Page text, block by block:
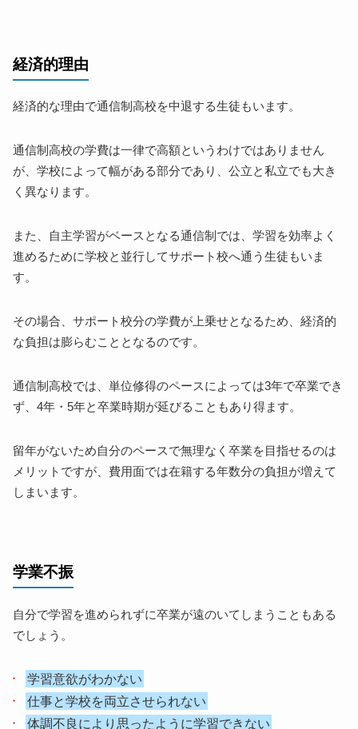
経済的理由
経済的な理由で通信制高校を中退する生徒もいます。
通信制高校の学費は一律で高額というわけではありません
が、学校によって幅がある部分であり、公立と私立でも大き
く異なります。
また、自主学習がベースとなる通信制では、学習を効率よく
進めるために学校と並行してサポート校へ通う生徒もいま
す。
その場合、サポート校分の学費が上乗せとなるため、経済的
な負担は膨らむこととなるのです。
通信制高校では、単位修得のペースによっては3年で卒業でき
ず、4年・5年と卒業時期が延びることもあり得ます。
留年がないため自分のペースで無理なく卒業を目指せるのは
メリットですが、費用面では在籍する年数分の負担が増えて
しまいます。
学業不振
自分で学習を進められずに卒業が遠のいてしまうこともある
でしょう。
学習意欲がわかない
仕事と学校を両立させられない
体調不良により思ったように学習できない